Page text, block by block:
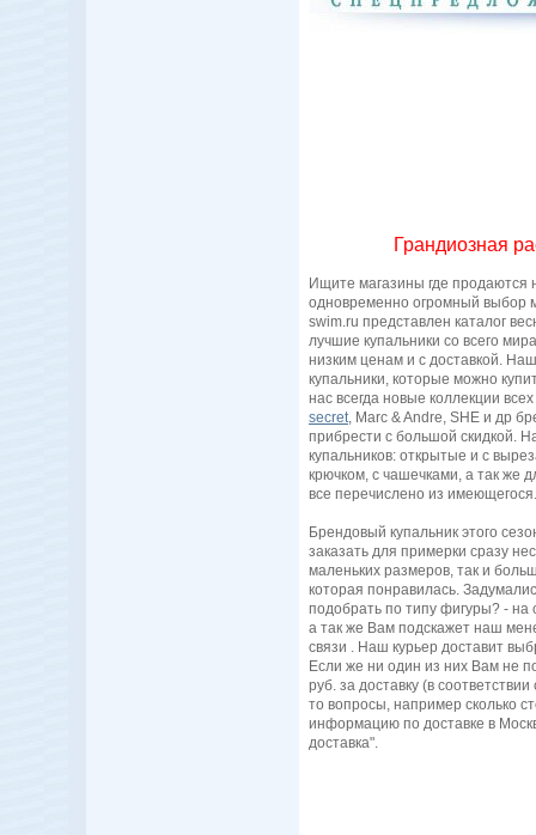
Грандиозная
Ищите магазины где продаются
одновременно огромный выбор
swim.ru представлен каталог
лучшие купальники со всего
низким ценам и с доставкой.
купальники, которые можно
нас всегда новые коллекции
secret, Marc & Andre, SHE и др
прибрести с большой скидкой.
купальников: открытые и с
крючком, с чашечками, а так же
все перечислено из имеющегося.
Брендовый купальник этого
заказать для примерки сразу
маленьких размеров, так и
которая понравилась.
подобрать по типу фигуры? - на
а так же Вам подскажет наш
связи . Наш курьер доставит
Если же ни один из них Вам не
руб. за доставку (в
то вопросы, например сколько
информацию по доставке в
доставка".